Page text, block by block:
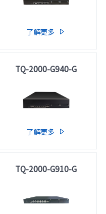
了解更多 
TQ-2000-G940-G
了解更多 
TQ-2000-G910-G